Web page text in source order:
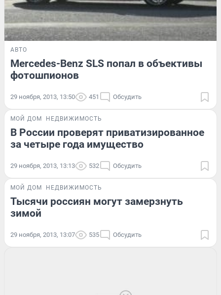
АВТО
Mercedes-Benz SLS попал в объективы
фотошпионов
29 ноября, 2013, 13:50 451 Обсудить
МОЙ ДОМ НЕДВИЖИМОСТЬ
В России проверят приватизированное
за четыре года имущество
29 ноября, 2013, 13:13 532 Обсудить
МОЙ ДОМ НЕДВИЖИМОСТЬ
Тысячи россиян могут замерзнуть
зимой
29 ноября, 2013, 13:07 535 Обсудить